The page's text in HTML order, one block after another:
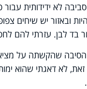
לא ידידותית
ובאזור יש שיחים
בד לבן. עזרתי להם
שהקשתה על
לא דאגתי שהוא